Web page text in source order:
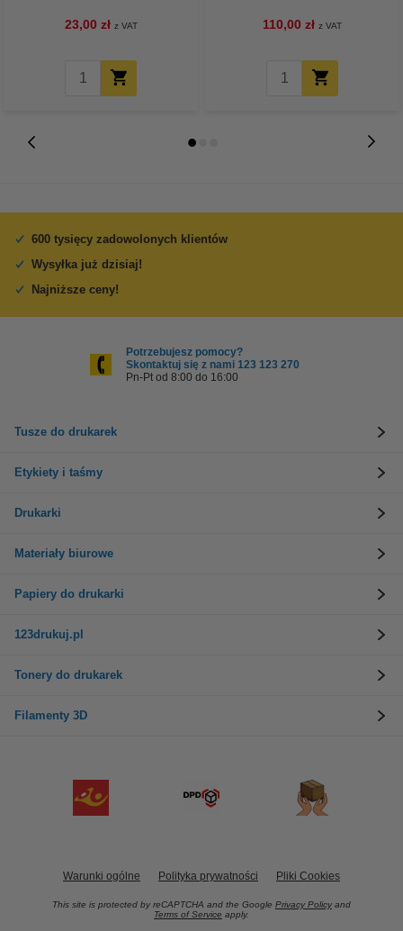
23,00 zł z VAT 110,00 zł z VAT
600 tysięcy zadowolonych klientów
Wysyłka już dzisiaj!
Najniższe ceny!
Potrzebujesz pomocy?
Skontaktuj się z nami 123 123 270
Pn-Pt od 8:00 do 16:00
Tusze do drukarek
Etykiety i taśmy
Drukarki
Materiały biurowe
Papiery do drukarki
123drukuj.pl
Tonery do drukarek
Filamenty 3D
Warunki ogólne Polityka prywatności Pliki Cookies
This site is protected by reCAPTCHA and the Google Privacy Policy and
Terms of Service apply.